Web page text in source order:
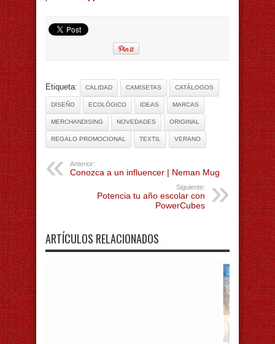
Etiqueta: CALIDAD CAMISETAS CATÁLOGOS
DISEÑO ECOLÓGICO IDEAS MARCAS
MERCHANDISING NOVEDADES ORIGINAL
REGALO PROMOCIONAL TEXTIL VERANO
Anterior:
Conozca a un influencer | Neman Mug
Siguiente:
Potencia tu año escolar con
PowerCubes
ARTÍCULOS RELACIONADOS